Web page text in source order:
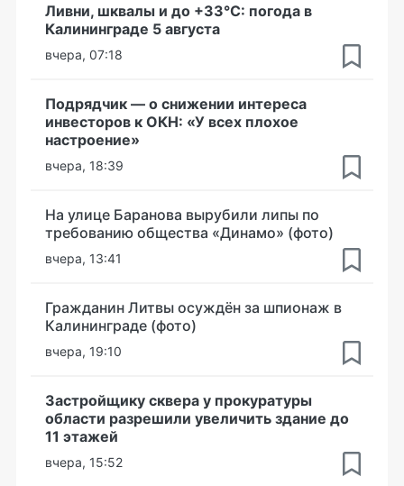
Ливни, шквалы и до +33°С: погода в
Калининграде 5 августа
вчера, 07:18
Подрядчик — о снижении интереса
инвесторов к ОКН: «У всех плохое
настроение»
вчера, 18:39
На улице Баранова вырубили липы по
требованию общества «Динамо» (фото)
вчера, 13:41
Гражданин Литвы осуждён за шпионаж в
Калининграде (фото)
вчера, 19:10
Застройщику сквера у прокуратуры
области разрешили увеличить здание до
11 этажей
вчера, 15:52